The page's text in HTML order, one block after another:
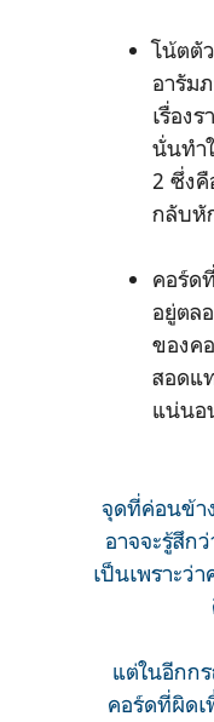
โน้ตตั
อารัม
เรื่อง
นั่นทำ
2 ซึ่ง
กลับหั
คอร์ด
อยู่ตล
ของค
สอดแ
แน่นอ
จุดที่ค่อนข้า
อาจจะรู้สึก
เป็นเพราะว่
แต่ในอีกก
คอร์ดที่ผิด